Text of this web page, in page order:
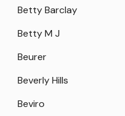
Betty Barclay
Betty M J
Beurer
Beverly Hills
Beviro